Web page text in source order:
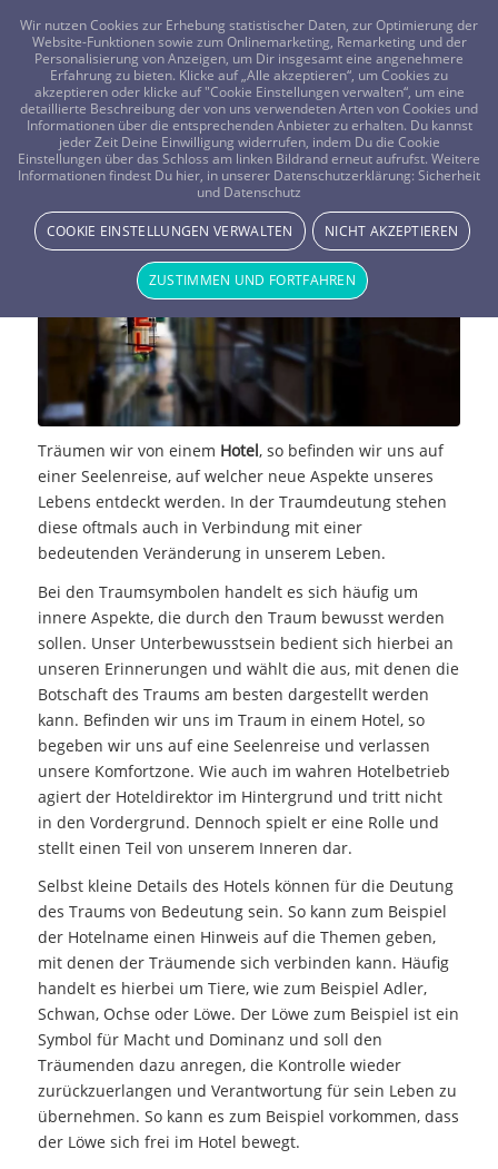
FRAGEN? KOSTENLOS ANRUFEN: 0800-8478266
Traumdeutung: Hotel
TRAUMWELT & BEDEUTUNG
Träumen wir von einem Hotel, so befinden wir uns auf
einer Seelenreise, auf welcher neue Aspekte unseres
Lebens entdeckt werden. In der Traumdeutung stehen
diese oftmals auch in Verbindung mit einer
bedeutenden Veränderung in unserem Leben.
Bei den Traumsymbolen handelt es sich häufig um
innere Aspekte, die durch den Traum bewusst werden
sollen. Unser Unterbewusstsein bedient sich hierbei an
unseren Erinnerungen und wählt die aus, mit denen die
Botschaft des Traums am besten dargestellt werden
kann. Befinden wir uns im Traum in einem Hotel, so
begeben wir uns auf eine Seelenreise und verlassen
unsere Komfortzone. Wie auch im wahren Hotelbetrieb
agiert der Hoteldirektor im Hintergrund und tritt nicht
in den Vordergrund. Dennoch spielt er eine Rolle und
stellt einen Teil von unserem Inneren dar.
Selbst kleine Details des Hotels können für die Deutung
des Traums von Bedeutung sein. So kann zum Beispiel
der Hotelname einen Hinweis auf die Themen geben,
mit denen der Träumende sich verbinden kann. Häufig
handelt es hierbei um Tiere, wie zum Beispiel Adler,
Schwan, Ochse oder Löwe. Der Löwe zum Beispiel ist ein
Symbol für Macht und Dominanz und soll den
Träumenden dazu anregen, die Kontrolle wieder
zurückzuerlangen und Verantwortung für sein Leben zu
übernehmen. So kann es zum Beispiel vorkommen, dass
der Löwe sich frei im Hotel bewegt.
Wir nutzen Cookies zur Erhebung statistischer Daten, zur Optimierung der
Website-Funktionen sowie zum Onlinemarketing, Remarketing und der
Personalisierung von Anzeigen, um Dir insgesamt eine angenehmere
Erfahrung zu bieten. Klicke auf „Alle akzeptieren“, um Cookies zu
akzeptieren oder klicke auf "Cookie Einstellungen verwalten“, um eine
detaillierte Beschreibung der von uns verwendeten Arten von Cookies und
Informationen über die entsprechenden Anbieter zu erhalten. Du kannst
jeder Zeit Deine Einwilligung widerrufen, indem Du die Cookie
Einstellungen über das Schloss am linken Bildrand erneut aufrufst. Weitere
Informationen findest Du hier, in unserer Datenschutzerklärung: Sicherheit
und Datenschutz
COOKIE EINSTELLUNGEN VERWALTEN NICHT AKZEPTIEREN
ZUSTIMMEN UND FORTFAHREN